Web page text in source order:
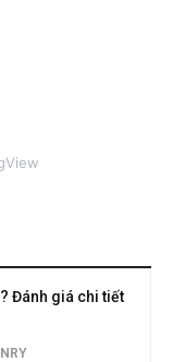
Đánh giá chi tiết